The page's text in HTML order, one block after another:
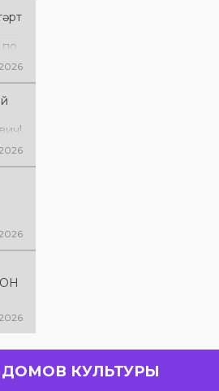
–
С
КУЛЬТУРЫ